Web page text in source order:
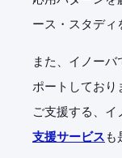
ース・スタディ
また、イノー
ポート しており
ご支援する、イ
支援サービス も